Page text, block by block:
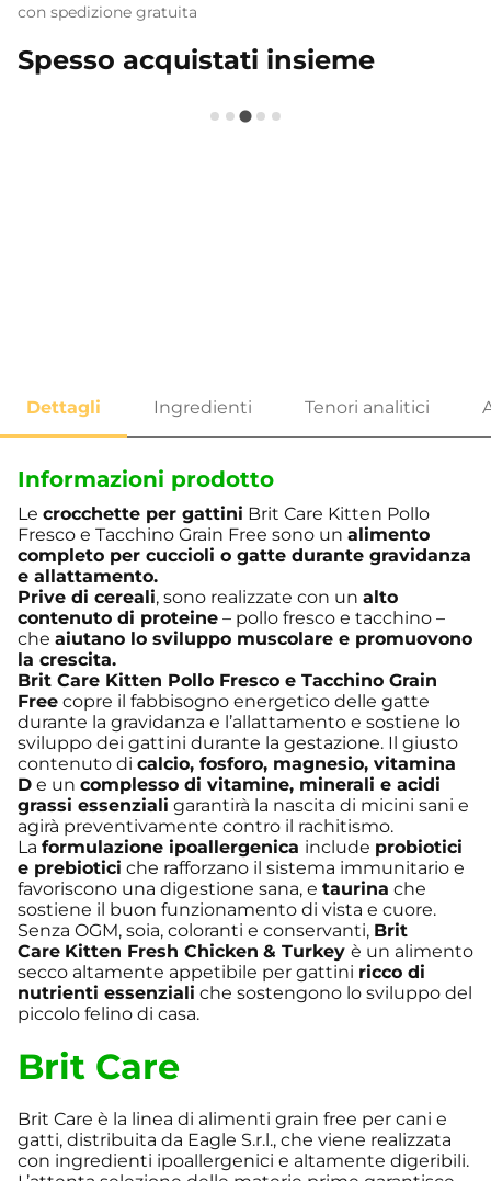
con spedizione gratuita
Spesso acquistati insieme
Informazioni prodotto
Le crocchette per gattini Brit Care Kitten Pollo
Fresco e Tacchino Grain Free sono un alimento
completo per cuccioli o gatte durante gravidanza
e allattamento.
Prive di cereali, sono realizzate con un alto
contenuto di proteine – pollo fresco e tacchino –
che aiutano lo sviluppo muscolare e promuovono
la crescita.
Brit Care Kitten Pollo Fresco e Tacchino Grain
Free copre il fabbisogno energetico delle gatte
durante la gravidanza e l’allattamento e sostiene lo
sviluppo dei gattini durante la gestazione. Il giusto
contenuto di calcio, fosforo, magnesio, vitamina
D e un complesso di vitamine, minerali e acidi
grassi essenziali garantirà la nascita di micini sani e
agirà preventivamente contro il rachitismo.
La formulazione ipoallergenica include probiotici
e prebiotici che rafforzano il sistema immunitario e
favoriscono una digestione sana, e taurina che
sostiene il buon funzionamento di vista e cuore.
Senza OGM, soia, coloranti e conservanti, Brit
Care Kitten Fresh Chicken & Turkey è un alimento
secco altamente appetibile per gattini ricco di
nutrienti essenziali che sostengono lo sviluppo del
piccolo felino di casa.
Brit Care
Brit Care è la linea di alimenti grain free per cani e
gatti, distribuita da Eagle S.r.l., che viene realizzata
con ingredienti ipoallergenici e altamente digeribili.